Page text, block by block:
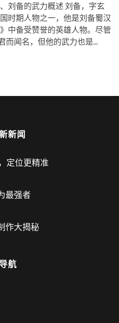
刘备的武力概述 刘备，字玄
时期人物之一，他是刘备蜀汉
中备受赞誉的英雄人物。尽管
而闻名，但他的武力也是...
新闻
定位更精准
最强者
作大揭秘
导航